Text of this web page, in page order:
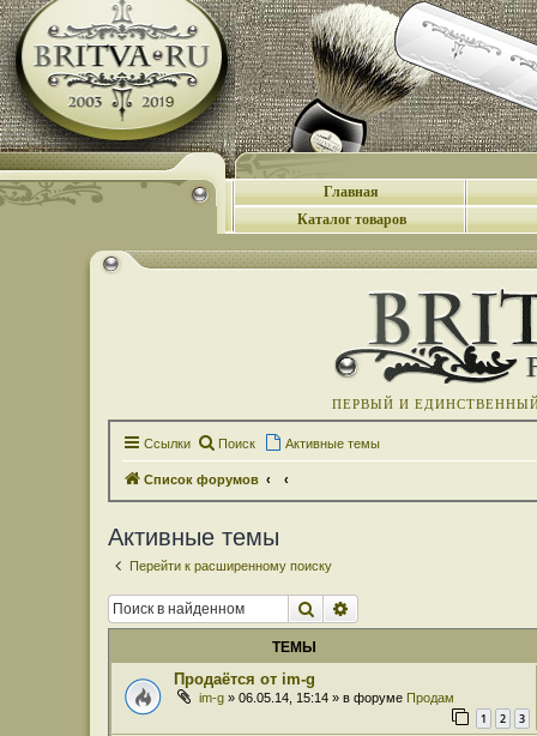
Главная
Каталог товаров
ПЕРВЫЙ И
Ссылки Поиск Активные темы
Список форумов
Активные темы
Перейти к расширенному поиску
Поиск
ТЕМЫ
Продаётся от im-g
im-g » 06.05.14, 15:14 » в форуме Продам
1 2 3